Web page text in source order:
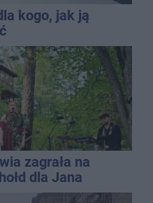
kogo, jak ją
zagrała na
dla Jana